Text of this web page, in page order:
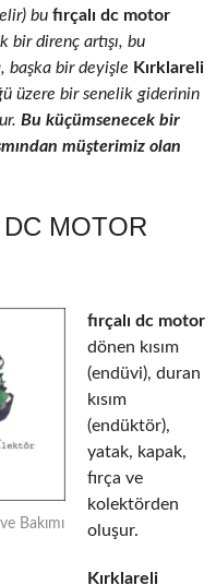
bu fırçalı dc motor
bir direnç artışı, bu
başka bir deyişle Kırklareli
üzere bir senelik giderinin
Bu küçümsenecek bir
müşterimiz olan
MOTOR
Bakımı
fırçalı dc motor
dönen kısım
(endüvi), duran
kısım
(endüktör),
yatak, kapak,
fırça ve
kolektörden
oluşur.
Kırklareli